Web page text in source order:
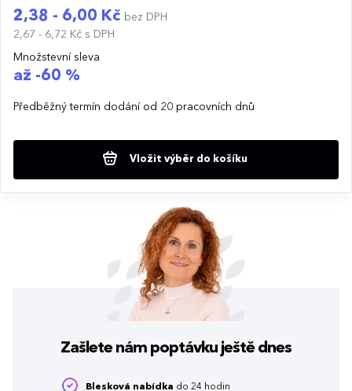
2,38 - 6,00 Kč bez DPH
2,67 - 6,72 Kč s DPH
Množstevní sleva
až -60 %
Předběžný termín dodání od 20 pracovních dnů
Vložit výběr do košíku
Zašlete nám poptávku ještě dnes
Blesková nabídka do 24 hodin